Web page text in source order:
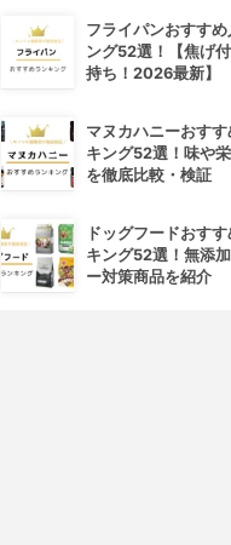
フライパンおすす
ング52選！【焦げ
持ち！2026最新】
マヌカハニーおす
キング52選！味や
を徹底比較・検証
ドッグフードおす
キング52選！無添
ー対策商品を紹介